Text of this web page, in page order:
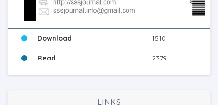
Download 1510
Read 2379
LINKS